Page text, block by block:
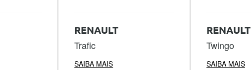
RENAULT
Trafic
SAIBA MAIS
RENAULT
Twingo
SAIBA MAIS